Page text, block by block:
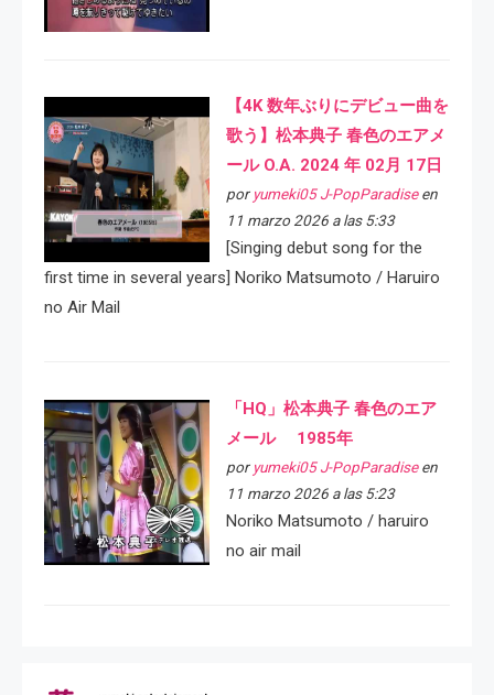
【4K 数年ぶりにデビュー曲を
歌う】松本典子 春色のエアメ
ール O.A. 2024 年 02月 17日
por yumeki05 J-PopParadiseen
11 marzo 2026 a las 5:33
[Singing debut song for the
first time in several years] Noriko Matsumoto / Haruiro
no Air Mail
「HQ」松本典子 春色のエア
メール 1985年
por yumeki05 J-PopParadiseen
11 marzo 2026 a las 5:23
Noriko Matsumoto / haruiro
no air mail